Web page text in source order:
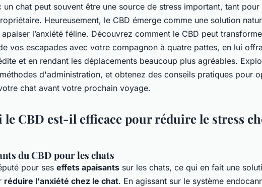
un chat peut souvent être une source de stress important, tant pour
Heureusement, le CBD émerge comme une solution
l’anxiété féline. Découvrez comment le CBD peut
vos escapades avec votre compagnon à quatre pattes, en lui
et en rendant les déplacements beaucoup plus agréables.
d'administration, et obtenez des conseils pratiques pour
chat avant votre prochain voyage.
CBD est-il efficace pour réduire le stress
du CBD pour les chats
pour ses effets apaisants sur les chats, ce qui en fait une
réduire l'anxiété chez le chat. En agissant sur le système